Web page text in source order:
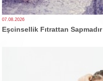
07.08.2026
Eşcinsellik Fıtrattan Sapmadır